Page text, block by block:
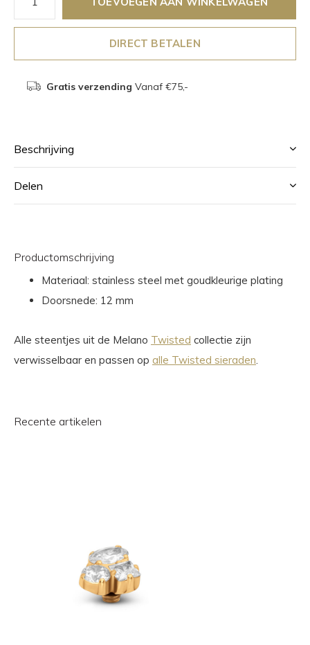
DIRECT BETALEN
Gratis verzending Vanaf €75,-
Beschrijving
Delen
Productomschrijving
Materiaal: stainless steel met goudkleurige plating
Doorsnede: 12 mm
Alle steentjes uit de Melano Twisted collectie zijn
verwisselbaar en passen op alle Twisted sieraden
Recente artikelen